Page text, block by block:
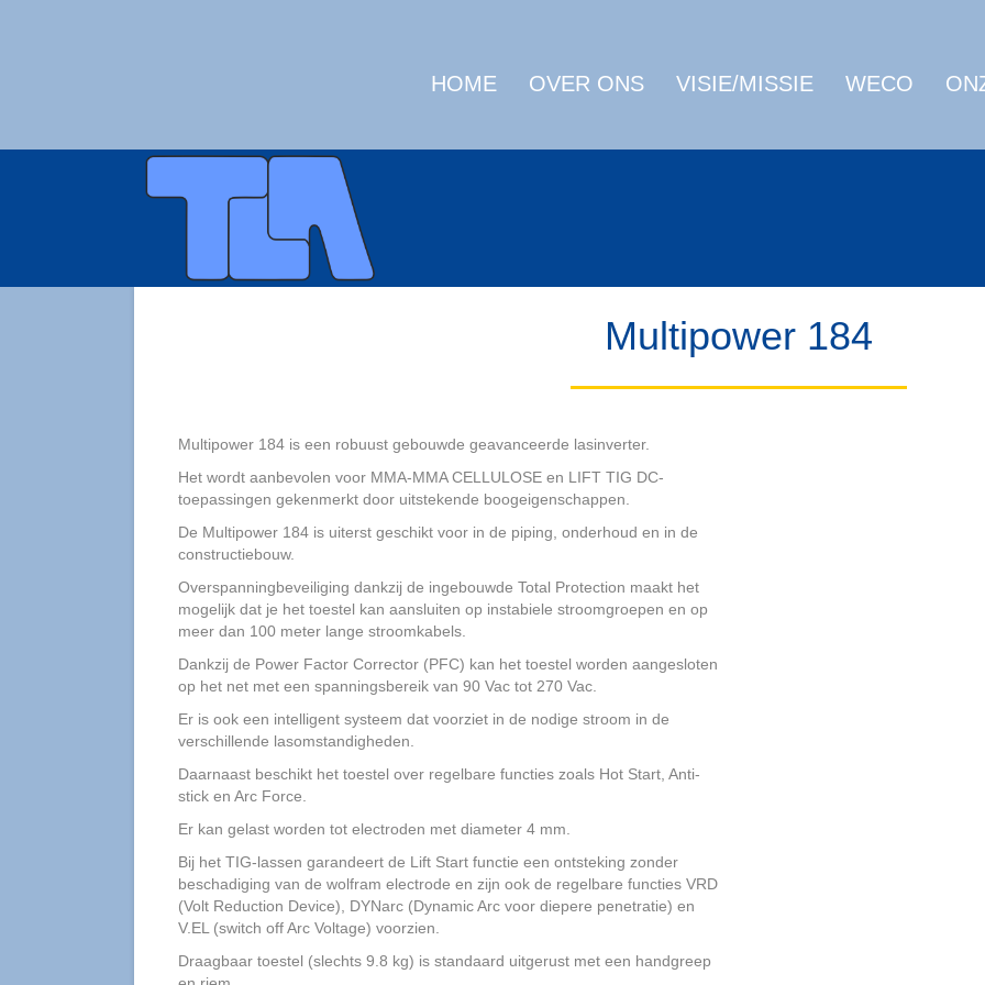
HOME OVER ONS VISIE/MISSIE WECO
Multipower 184
Multipower 184 is een robuust gebouwde geavanceerde lasinverter.
Het wordt aanbevolen voor MMA-MMA CELLULOSE en LIFT TIG DC-
toepassingen gekenmerkt door uitstekende boogeigenschappen.
De Multipower 184 is uiterst geschikt voor in de piping, onderhoud en in de
constructiebouw.
Overspanningbeveiliging dankzij de ingebouwde Total Protection maakt het
mogelijk dat je het toestel kan aansluiten op instabiele stroomgroepen en op
meer dan 100 meter lange stroomkabels.
Dankzij de Power Factor Corrector (PFC) kan het toestel worden aangesloten
op het net met een spanningsbereik van 90 Vac tot 270 Vac.
Er is ook een intelligent systeem dat voorziet in de nodige stroom in de
verschillende lasomstandigheden.
Daarnaast beschikt het toestel over regelbare functies zoals Hot Start, Anti-
stick en Arc Force.
Er kan gelast worden tot electroden met diameter 4 mm.
Bij het TIG-lassen garandeert de Lift Start functie een ontsteking zonder
beschadiging van de wolfram electrode en zijn ook de regelbare functies VRD
(Volt Reduction Device), DYNarc (Dynamic Arc voor diepere penetratie) en
V.EL (switch off Arc Voltage) voorzien.
Draagbaar toestel (slechts 9.8 kg) is standaard uitgerust met een handgreep